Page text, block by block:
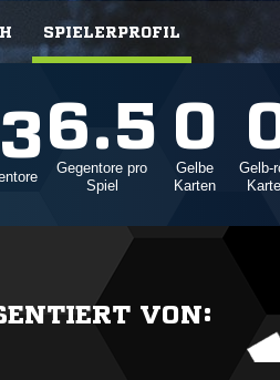
SPIELERPROFIL
6.5
Gegentore pro
Spiel
0
Gelbe
Karten
Gelb-
VON: